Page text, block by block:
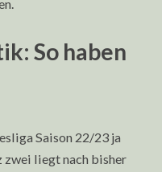
So haben
Saison 22/23 ja
zwei liegt nach bisher